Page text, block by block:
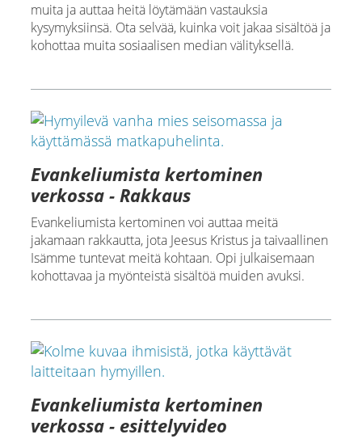
muita ja auttaa heitä löytämään vastauksia
kysymyksiinsä. Ota selvää, kuinka voit jakaa sisältöä ja
kohottaa muita sosiaalisen median välityksellä.
Evankeliumista kertominen
verkossa - Rakkaus
Evankeliumista kertominen voi auttaa meitä
jakamaan rakkautta, jota Jeesus Kristus ja taivaallinen
Isämme tuntevat meitä kohtaan. Opi julkaisemaan
kohottavaa ja myönteistä sisältöä muiden avuksi.
Evankeliumista kertominen
verkossa - esittelyvideo